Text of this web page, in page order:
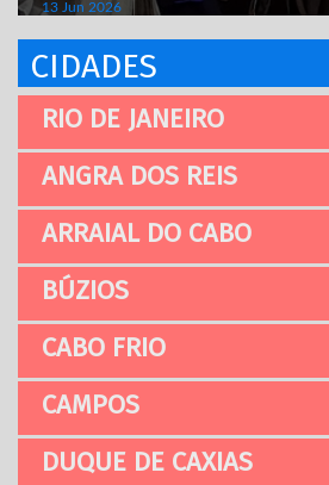
13 Jun 2026
CIDADES
RIO DE JANEIRO
ANGRA DOS REIS
ARRAIAL DO CABO
BÚZIOS
CABO FRIO
CAMPOS
DUQUE DE CAXIAS